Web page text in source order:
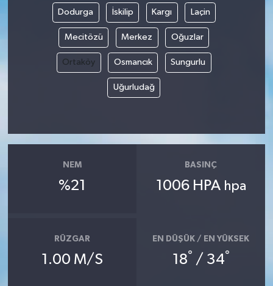
Dodurga İskilip Kargı Laçin
Mecitözü Merkez Oğuzlar
Ortaköy Osmancık Sungurlu
Uğurludağ
NEM
%21
BASINÇ
1006 HPA hpa
RÜZGAR
1.00 M/S
EN DÜŞÜK / EN YÜKSEK
18° / 34°